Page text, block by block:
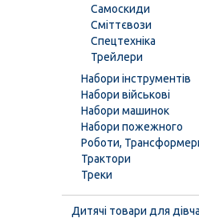
Самоскиди
Сміттєвози
Спецтехніка
Трейлери
Набори інструментів
Набори військові
Набори машинок
Набори пожежного
Роботи,
Трактори
Треки
Дитячі товари для